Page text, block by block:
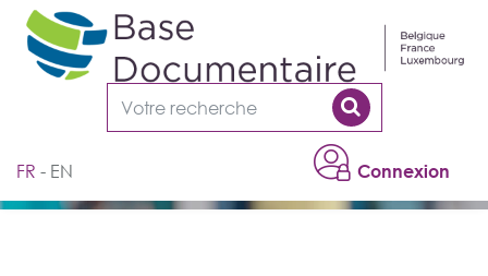
Connexion
FR EN
Cookies management panel